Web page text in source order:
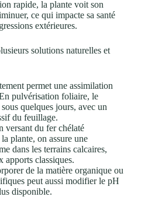
rapide, la plante voit son
ce qui impacte sa santé
extérieures.
solutions naturelles et
permet une assimilation
pulvérisation foliaire, le
quelques jours, avec un
du feuillage.
versant du fer chélaté
plante, on assure une
dans les terrains calcaires,
apports classiques.
de la matière organique ou
peut aussi modifier le pH
disponible.